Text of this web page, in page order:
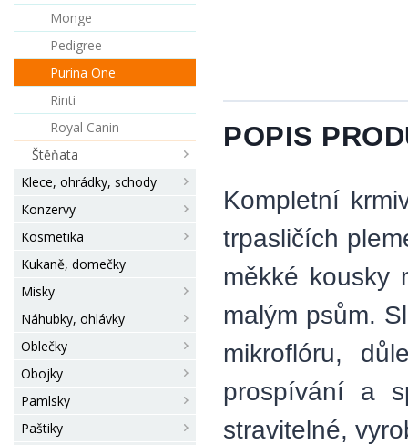
Monge
Pedigree
Purina One
Rinti
Royal Canin
Štěňata
Klece, ohrádky, schody
Konzervy
Kosmetika
Kukaně, domečky
Misky
Náhubky, ohlávky
Oblečky
Obojky
Pamlsky
Paštiky
POPIS
Kompletní
trpasličích
měkké kousky
malým psům.
mikroflóru,
prospívání a
stravitelné,